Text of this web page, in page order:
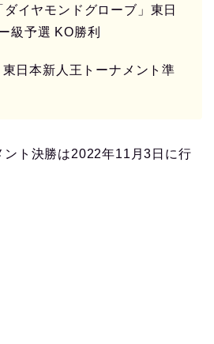
ダイヤモンドグローブ」東日
級予選 KO勝利
日本新人王トーナメント準
ント決勝は2022年11月3日に行